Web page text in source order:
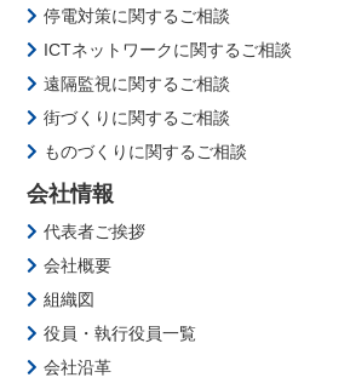
停電対策に関するご相談
ICTネットワークに関するご相談
遠隔監視に関するご相談
街づくりに関するご相談
ものづくりに関するご相談
会社情報
代表者ご挨拶
会社概要
組織図
役員・執行役員一覧
会社沿革